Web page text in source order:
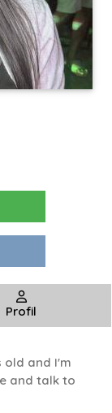
Profil
old and I'm
and talk to